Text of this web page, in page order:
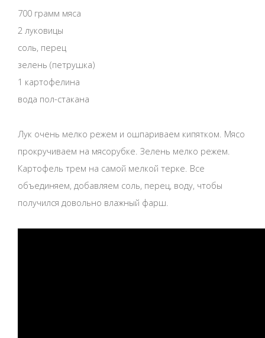
700 грамм мяса
2 луковицы
соль, перец
зелень (петрушка)
1 картофелина
вода пол-стакана
Лук очень мелко режем и ошпариваем кипятком. Мясо
прокручиваем на мясорубке. Зелень мелко режем.
Картофель трем на самой мелкой терке. Все
объединяем, добавляем соль, перец, воду, чтобы
получился довольно влажный фарш.